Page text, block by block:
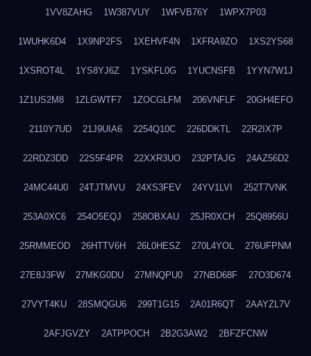
1VV8ZAHG 1W387VUY 1WFVB76Y 1WPX7P03
1WUHK6D4 1X9NP2FS 1XEHVF4N 1XFRA9ZO 1XS2YS68
1XSROT4L 1YS8YJ6Z 1YSKFL0G 1YUCNSFB 1YYN7W1J
1Z1US2M8 1ZLGWTF7 1ZOCGLFM 206VNFLF 20GH4EFO
2110Y7UD 21J9UIA6 2254Q10C 226DDKTL 22R2IX7P
22RDZ3DD 22S5F4PR 22XXR3UO 232PTAJG 24AZ56D2
24MC44U0 24TJTMVU 24XS3FEV 24YV1LVI 252T7VNK
253A0XC6 254O5EQJ 258OBXAU 25JR0XCH 25Q8956U
25RMMEOD 26HTTV6H 26L0HESZ 270L4YOL 276UFPNM
27E8J3FW 27MKG0DU 27MNQPU0 27NBD68F 27O3D674
27VYT4KU 28SMQGU6 299T1G15 2A01R6QT 2AAYZL7V
2AFJGVZY 2ATPPOCH 2B2G3AW2 2BFZFCNW